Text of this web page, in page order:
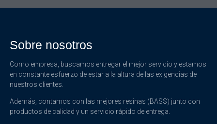
Sobre nosotros
Como empresa, buscamos entregar el mejor servicio y estamos
en constante esfuerzo de estar a la altura de las exigencias de
nuestros clientes.
Además, contamos con las mejores resinas (BASS) junto con
productos de calidad y un servicio rápido de entrega.